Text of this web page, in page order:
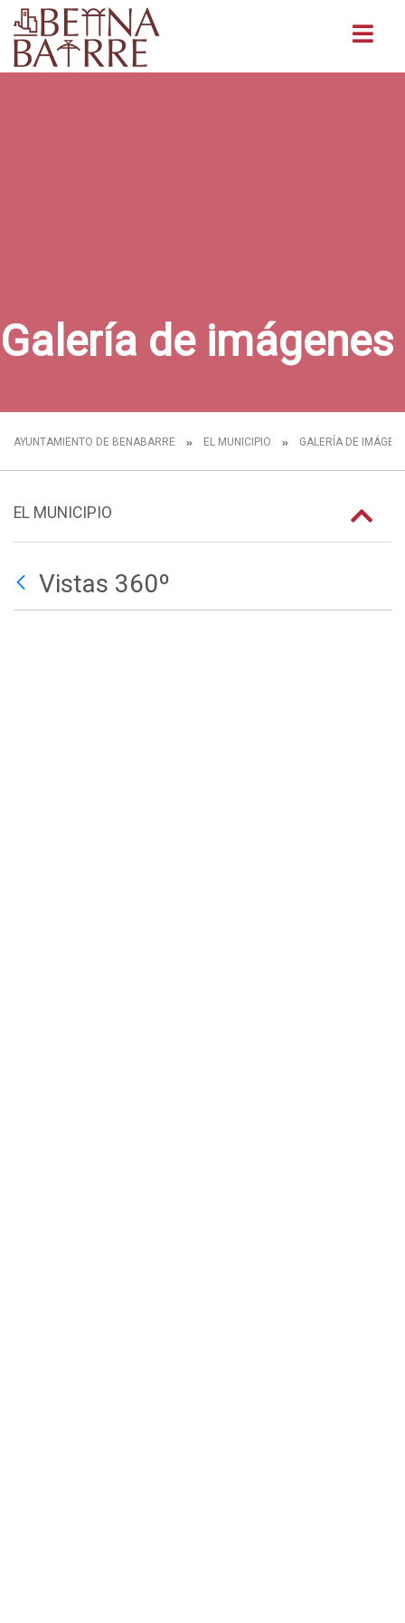
Galería de imágenes
AYUNTAMIENTO DE BENABARRE EL MUNICIPIO GALERÍA DE
EL MUNICIPIO
Vistas 360º